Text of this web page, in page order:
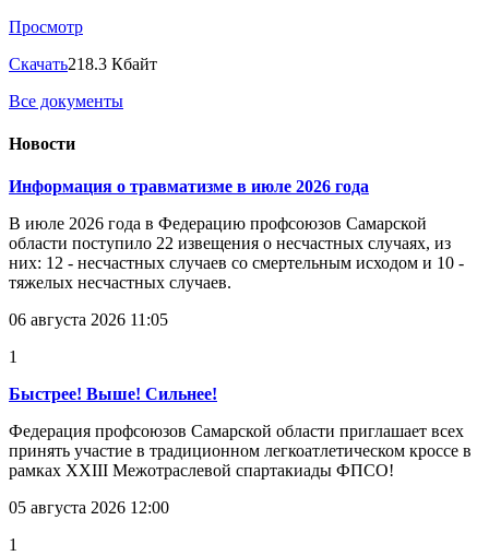
Просмотр
Скачать218.3 Кбайт
Все документы
Новости
Информация о травматизме в июле 2026 года
В июле 2026 года в Федерацию профсоюзов Самарской
области поступило 22 извещения о несчастных случаях, из
них: 12 - несчастных случаев со смертельным исходом и 10 -
тяжелых несчастных случаев.
06 августа 2026 11:05
1
Быстрее! Выше! Сильнее!
Федерация профсоюзов Самарской области приглашает всех
принять участие в традиционном легкоатлетическом кроссе в
рамках XXIII Межотраслевой спартакиады ФПСО!
05 августа 2026 12:00
1